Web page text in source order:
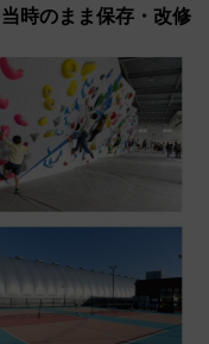
時のまま保存・改修